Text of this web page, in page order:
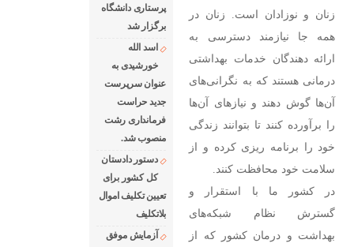
زنان و نوزادان است. زنان در
همه جا نیازمند دسترسی به
ارائه دهندگان خدمات بهداشتی
درمانی هستند که به نگرانی‌های
آن‌ها گوش دهند و نیازهای آن‌ها
را برآورده کنند تا بتوانند زندگی
خود را برنامه ریزی کرده و از
سلامت خود محافظت کنند.
در کشور ما با استقرار و
گسترش نظام شبکه‌های
بهداشت و درمان کشور که از
پرستاری دانشگاه
برگزار شد
اسد الله
خورشیدی به
عنوان سرپرست
جدید حراست
فرمانداری رشت
منصوب شد.
دستور دادستان
کل کشور برای
تعیین تکلیف اموال
بلاتکلیف
آزمایش موفق